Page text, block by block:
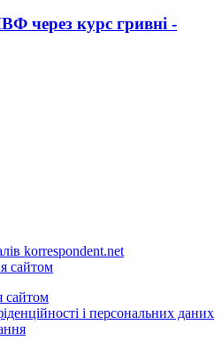
через курс гривні -
korrespondent.net
сайтом
сайтом
і персональних даних